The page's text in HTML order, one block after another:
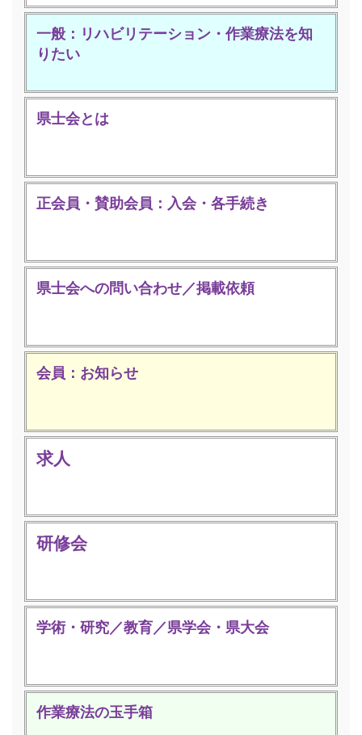
一般：リハビリテーション・作業療法を知
りたい
県士会とは
正会員・賛助会員：入会・各手続き
県士会への問い合わせ／掲載依頼
会員：お知らせ
求人
研修会
学術・研究／教育／県学会・県大会
作業療法の玉手箱